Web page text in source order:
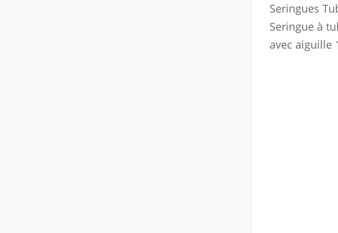
Seringues
Seringue à
avec aiguille